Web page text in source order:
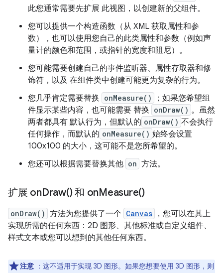
此您通常需要先扩展 此视图，以创建新的父组件。
您可以提供一个构造函数（从 XML 获取属性和参
数），也可以使用您自己的此类属性和参数（例如声
量计的颜色和范围，或指针的宽度和阻尼）。
您可能需要创建自己的事件监听器、属性存取器和修
饰符，以及 在组件类中创建可能更为复杂的行为。
您几乎肯定需要替换 onMeasure()
；如果您希望组
件显示某些内容，也可能需要 替换 onDraw() 。虽然
两者都具有 默认行为，但默认的 onDraw() 不会执行
任何操作，而默认的 onMeasure() 始终会设置
100x100 的大小，这可能不是您所希望的。
您还可以根据需要替换其他 on 方法。
扩展 onDraw() 和 onMeasure()
onDraw() 方法为您提供了一个 Canvas
，您可以在其上
实现所需的任何东西：2D 图形、其他标准或自定义组件、
样式文本或您可以想到的其他任何东西。
注意 ：这不适用于实现 3D 图形。如果您想要使用 3D 图形，则